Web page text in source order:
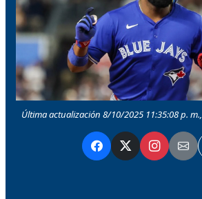
Última actualización 8/10/2025 11:35:08 p. m.,